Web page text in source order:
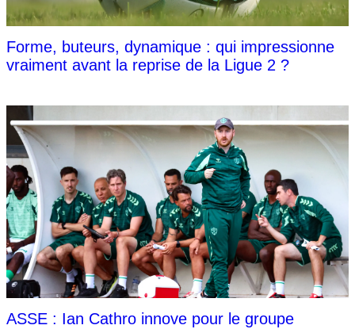
Forme, buteurs, dynamique : qui impressionne
vraiment avant la reprise de la Ligue 2 ?
ASSE : Ian Cathro innove pour le groupe